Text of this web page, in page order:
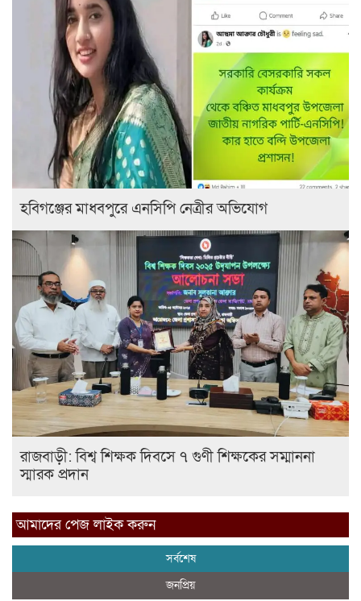
হবিগঞ্জের মাধবপুরে এনসিপি নেত্রীর অভিযোগ
রাজবাড়ী: বিশ্ব শিক্ষক দিবসে ৭ গুণী শিক্ষকের সম্মাননা
স্মারক প্রদান
আমাদের পেজ লাইক করুন
সর্বশেষ
জনপ্রিয়